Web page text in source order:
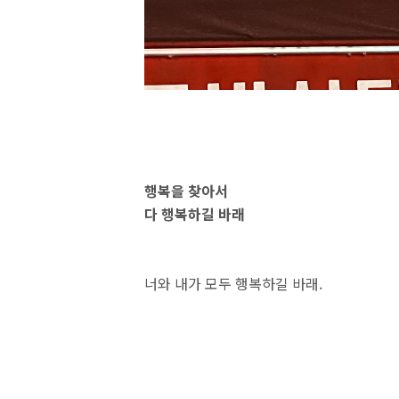
행복을 찾아서
다 행복하길 바래
너와 내가 모두 행복하길 바래.